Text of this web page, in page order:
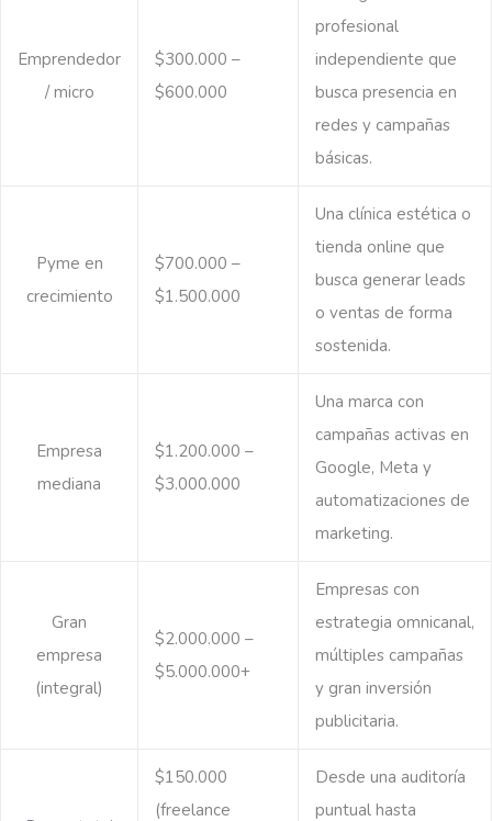
Emprendedor
/ micro
$300.000 –
$600.000
profesional
independiente que
busca presencia en
redes y campañas
básicas.
Pyme en
crecimiento
$700.000 –
$1.500.000
Una clínica estética o
tienda online que
busca generar leads
o ventas de forma
sostenida.
Empresa
mediana
$1.200.000 –
$3.000.000
Una marca con
campañas activas en
Google, Meta y
automatizaciones de
marketing.
Gran
empresa
(integral)
$2.000.000 –
$5.000.000+
Empresas con
estrategia omnicanal,
múltiples campañas
y gran inversión
publicitaria.
$150.000
(freelance
Desde una auditoría
puntual hasta